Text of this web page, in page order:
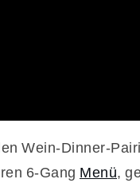
Wein-Dinner-
6-Gang Menü,